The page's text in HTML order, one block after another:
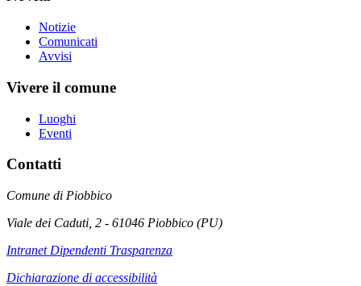
Notizie
Comunicati
Avvisi
Vivere il comune
Luoghi
Eventi
Contatti
Comune di Piobbico
Viale dei Caduti, 2 - 61046 Piobbico (PU)
Intranet Dipendenti Trasparenza
Dichiarazione di accessibilità